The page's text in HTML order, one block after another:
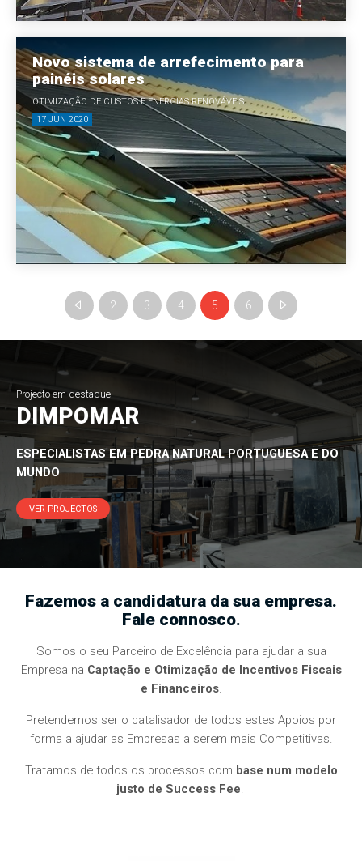
Novo sistema de arrefecimento para
painéis solares
OTIMIZAÇÃO DE CUSTOS E ENERGIAS RENOVÁVEIS
17 JUN 2020
2 3 4 5 6
Projecto em destaque
DIMPOMAR
ESPECIALISTAS EM PEDRA NATURAL PORTUGUESA E DO
MUNDO
VER PROJECTOS
Fazemos a candidatura da sua empresa.
Fale connosco.
Somos o seu Parceiro de Excelência para ajudar a sua
Empresa na Captação e Otimização de Incentivos Fiscais
e Financeiros.
Pretendemos ser o catalisador de todos estes Apoios por
forma a ajudar as Empresas a serem mais Competitivas.
Tratamos de todos os processos com base num modelo
justo de Success Fee.